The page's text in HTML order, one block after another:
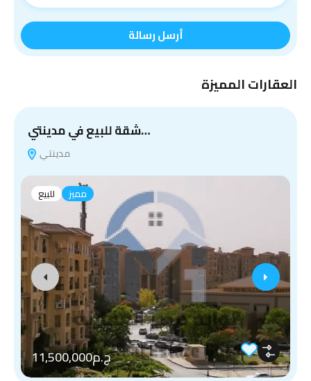
أرسل رسالة
العقارات المميزة
شقة للبيع في مدينتي…
مدينتي
للبيع مميز
ج.م11,500,000